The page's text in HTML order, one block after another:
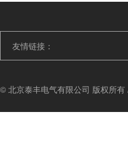
友情链接：
© 北京泰丰电气有限公司 版权所